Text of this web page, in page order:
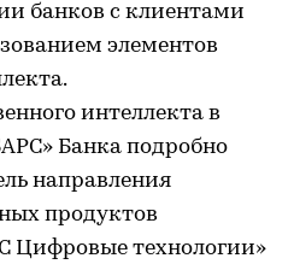
банков с клиентами
элементов
интеллекта в
Банка подробно
направления
продуктов
Цифровые технологии»